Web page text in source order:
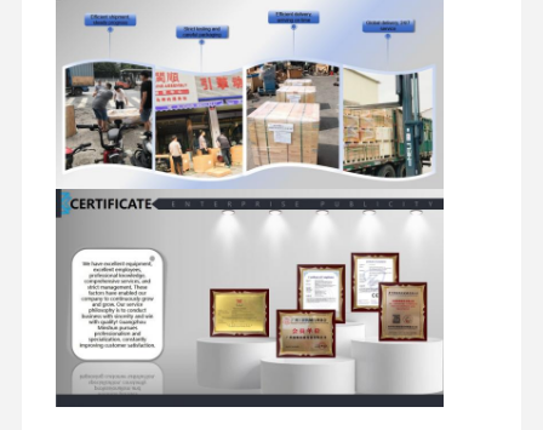
peças sobresselentes da máquina escavadora